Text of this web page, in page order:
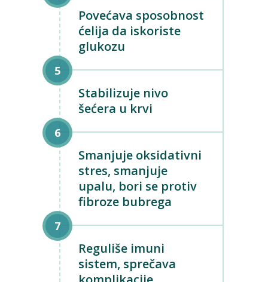
Povećava sposobnost
ćelija da iskoriste
glukozu
Stabilizuje nivo
šećera u krvi
Smanjuje oksidativni
stres, smanjuje
upalu, bori se protiv
fibroze bubrega
Reguliše imuni
sistem, sprečava